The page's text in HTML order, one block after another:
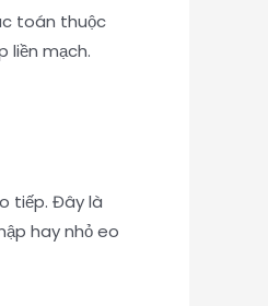
toán thuộc
liền mạch.
tiếp. Đây là
hay nhỏ eo